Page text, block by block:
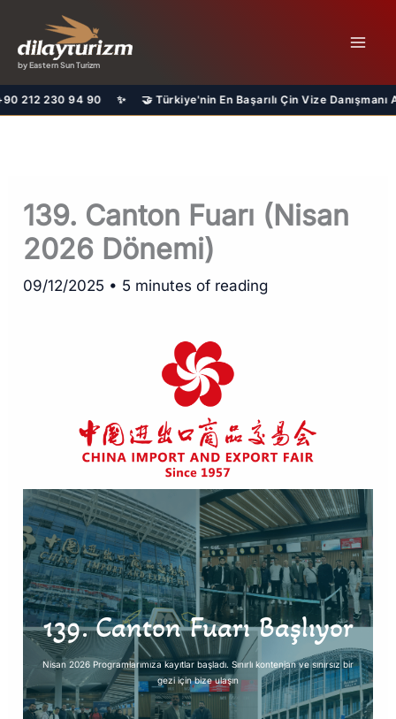
atla
by Eastern Sun Turizm
Çin Vize Danışmanı Acentesiyiz
139. Canton Fuarı (Nisan
2026 Dönemi)
09/12/2025 • 5 minutes of reading
139. Canton Fuarı Başlıyor
Nisan 2026 Programlarımıza kayıtlar başladı. Sınırlı kontenjan ve sınırsız bir
gezi için bize ulaşın